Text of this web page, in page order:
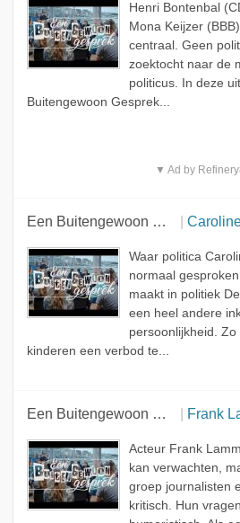
Henri Bontenbal
Mona Keijzer
centraal. Geen
zoektocht naar de
politicus. In deze
Buitengewoon Gesprek...
▼ Ad by
Een Buitengewoon Gesprek Caroline
Waar politica
normaal
maakt in politiek
een heel andere
persoonlijkheid.
kinderen een verbod te...
Een Buitengewoon Gesprek Frank
Acteur Frank
kan verwachten,
groep journalisten
kritisch. Hun